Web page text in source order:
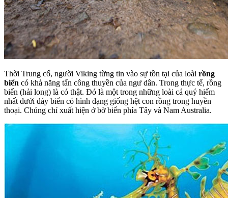
Thời Trung cổ, người Viking từng tin vào sự tồn tại của loài rồng
biển có khả năng tấn công thuyền của ngư dân. Trong thực tế, rồng
biển (hải long) là có thật. Đó là một trong những loài cá quý hiếm
nhất dưới đáy biển có hình dạng giống hệt con rồng trong huyền
thoại. Chúng chỉ xuất hiện ở bờ biển phía Tây và Nam Australia.